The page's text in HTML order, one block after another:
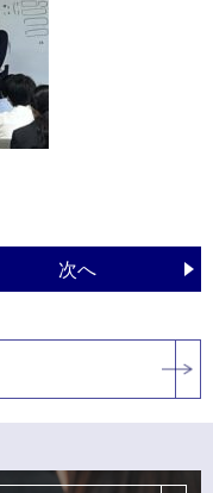
次へ